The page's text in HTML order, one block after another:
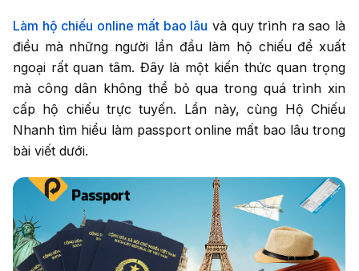
Làm hộ chiếu online mất bao lâu và quy trình ra sao là
điều mà những người lần đầu làm hộ chiếu để xuất
ngoại rất quan tâm. Đây là một kiến thức quan trọng
mà công dân không thể bỏ qua trong quá trình xin
cấp hộ chiếu trực tuyến. Lần này, cùng Hộ Chiếu
Nhanh tìm hiểu làm passport online mất bao lâu trong
bài viết dưới.
Họ và tên của bạn
Điện thoại*
Nhập số điện thoại
Dịch vụ cần tư